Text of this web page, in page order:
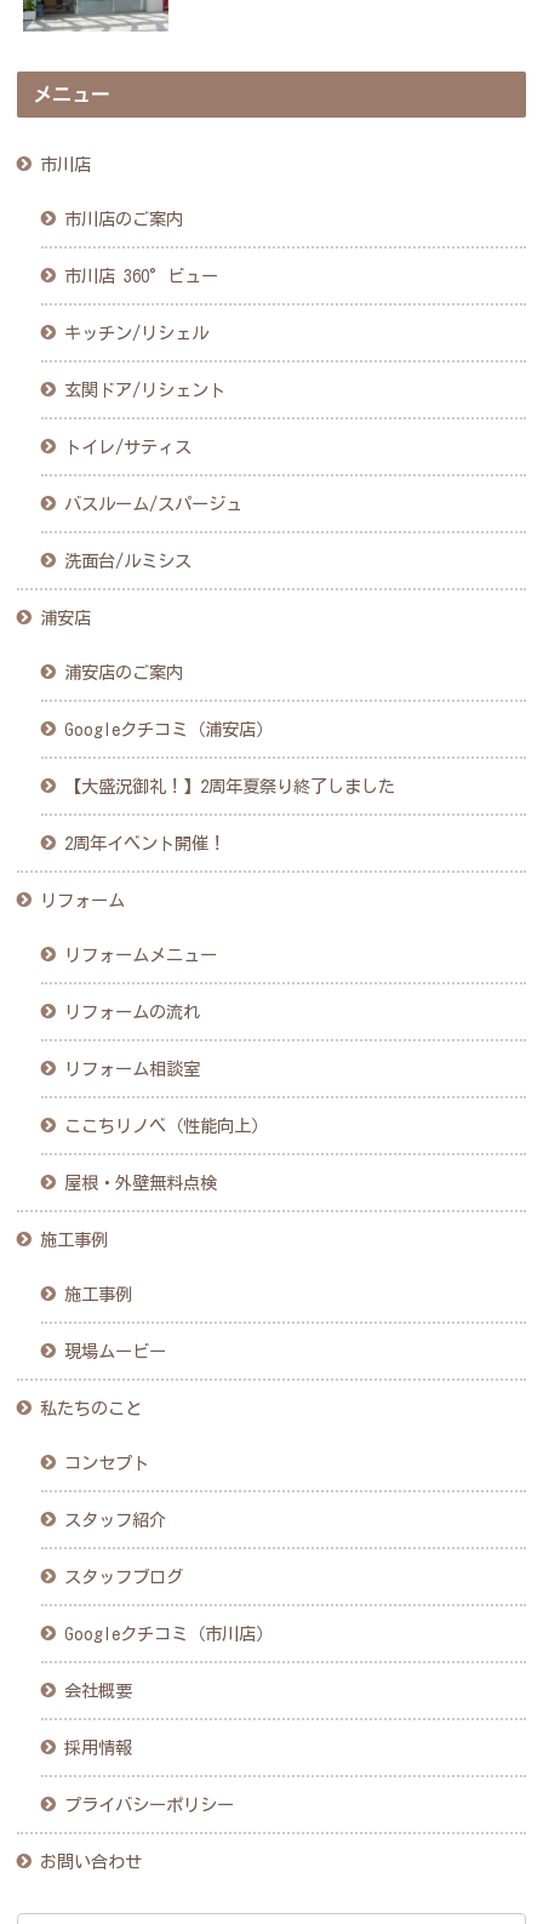
メニュー
市川店
市川店のご案内
市川店 360°ビュー
キッチン/リシェル
玄関ドア/リシェント
トイレ/サティス
バスルーム/スパージュ
洗面台/ルミシス
浦安店
浦安店のご案内
Googleクチコミ（浦安店）
【大盛況御礼！】2周年夏祭り終了しました
2周年イベント開催！
リフォーム
リフォームメニュー
リフォームの流れ
リフォーム相談室
ここちリノベ（性能向上）
屋根・外壁無料点検
施工事例
施工事例
現場ムービー
私たちのこと
コンセプト
スタッフ紹介
スタッフブログ
Googleクチコミ（市川店）
会社概要
採用情報
プライバシーポリシー
お問い合わせ